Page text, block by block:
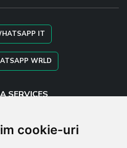
cookie-uri
IT
WRLD
SERVICES
ORDERS